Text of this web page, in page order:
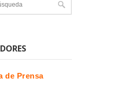
de Prensa